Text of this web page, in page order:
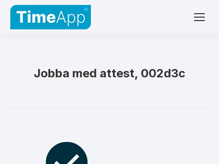
Jobba med attest, 002d3c